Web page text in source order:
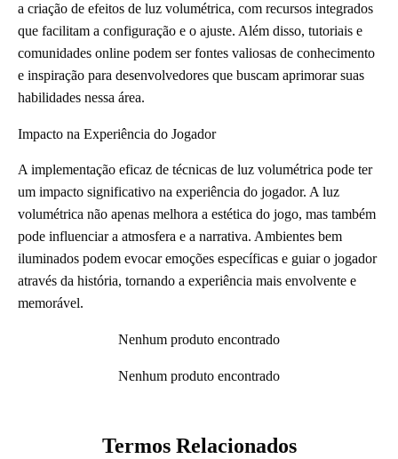
a criação de efeitos de luz volumétrica, com recursos integrados
que facilitam a configuração e o ajuste. Além disso, tutoriais e
comunidades online podem ser fontes valiosas de conhecimento
e inspiração para desenvolvedores que buscam aprimorar suas
habilidades nessa área.
Impacto na Experiência do Jogador
A implementação eficaz de técnicas de luz volumétrica pode ter
um impacto significativo na experiência do jogador. A luz
volumétrica não apenas melhora a estética do jogo, mas também
pode influenciar a atmosfera e a narrativa. Ambientes bem
iluminados podem evocar emoções específicas e guiar o jogador
através da história, tornando a experiência mais envolvente e
memorável.
Nenhum produto encontrado
Nenhum produto encontrado
Termos Relacionados